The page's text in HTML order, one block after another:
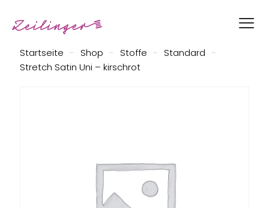
Startseite - Shop - Stoffe - Standard -
Stretch Satin Uni – kirschrot